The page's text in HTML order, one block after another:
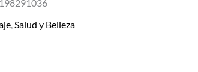
Salud y Belleza